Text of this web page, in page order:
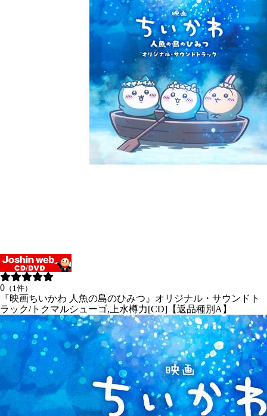
0 （1件）
『映画ちいかわ 人魚の島のひみつ』オリジナル・サウンドト
ラック/トクマルシューゴ,上水樽力[CD]【返品種別A】